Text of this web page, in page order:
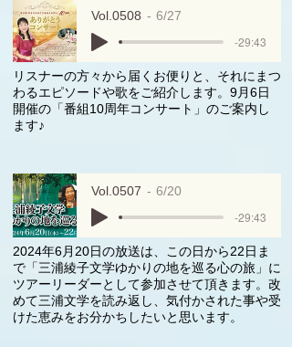
Vol.0508 6/27
-29:43
リスナーの方々から届くお便りと、それにまつ
わるエピソードや歌をご紹介します。9月6日
開催の「番組10周年コンサート」のご案内し
ます♪
Vol.0507 6/20
-29:43
2024年6月20日の放送は、この日から22日ま
で「三浦綾子文学ゆかりの地を巡る心の旅」に
ツアーリーダーとして参加させて頂きます。改
めて三浦文学を読み返し、気付かされた事や受
けた恵みをお分かちしたいと思います。